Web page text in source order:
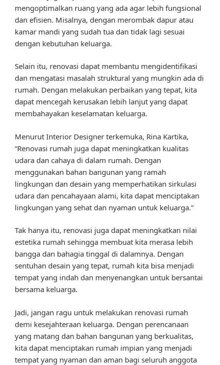
mengoptimalkan ruang yang ada agar lebih fungsional
dan efisien. Misalnya, dengan merombak dapur atau
kamar mandi yang sudah tua dan tidak lagi sesuai
dengan kebutuhan keluarga.
Selain itu, renovasi dapat membantu mengidentifikasi
dan mengatasi masalah struktural yang mungkin ada di
rumah. Dengan melakukan perbaikan yang tepat, kita
dapat mencegah kerusakan lebih lanjut yang dapat
membahayakan keselamatan keluarga.
Menurut Interior Designer terkemuka, Rina Kartika,
“Renovasi rumah juga dapat meningkatkan kualitas
udara dan cahaya di dalam rumah. Dengan
menggunakan bahan bangunan yang ramah
lingkungan dan desain yang memperhatikan sirkulasi
udara dan pencahayaan alami, kita dapat menciptakan
lingkungan yang sehat dan nyaman untuk keluarga.”
Tak hanya itu, renovasi juga dapat meningkatkan nilai
estetika rumah sehingga membuat kita merasa lebih
bangga dan bahagia tinggal di dalamnya. Dengan
sentuhan desain yang tepat, rumah kita bisa menjadi
tempat yang indah dan menyenangkan untuk bersantai
bersama keluarga.
Jadi, jangan ragu untuk melakukan renovasi rumah
demi kesejahteraan keluarga. Dengan perencanaan
yang matang dan bahan bangunan yang berkualitas,
kita dapat menciptakan rumah impian yang menjadi
tempat yang nyaman dan aman bagi seluruh anggota